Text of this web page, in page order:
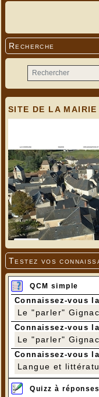
Recherche
SITE DE LA MAIRIE
Testez vos
QCM simple
Connaissez-vous
Le "parler"
Connaissez-vous
Le "parler"
Connaissez-vous
Langue et
Quizz à